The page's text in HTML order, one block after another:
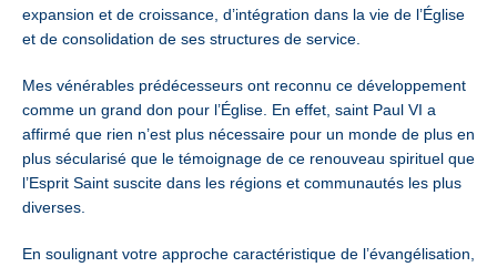
expansion et de croissance, d’intégration dans la vie de l’Église
et de consolidation de ses structures de service.
Mes vénérables prédécesseurs ont reconnu ce développement
comme un grand don pour l’Église. En effet, saint Paul VI a
affirmé que rien n’est plus nécessaire pour un monde de plus en
plus sécularisé que le témoignage de ce renouveau spirituel que
l’Esprit Saint suscite dans les régions et communautés les plus
diverses.
En soulignant votre approche caractéristique de l’évangélisation,